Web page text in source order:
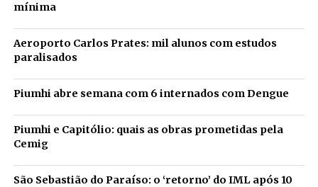
mínima
Aeroporto Carlos Prates: mil alunos com estudos
paralisados
Piumhi abre semana com 6 internados com Dengue
Piumhi e Capitólio: quais as obras prometidas pela
Cemig
São Sebastião do Paraíso: o ‘retorno’ do IML após 10